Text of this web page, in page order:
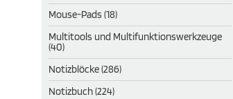
Mouse-Pads (18)
Multitools und Multifunktionswerkzeuge
(40)
Notizblöcke (286)
Notizbuch (224)